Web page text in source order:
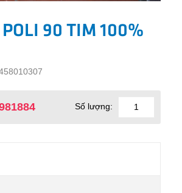
POLI 90 TIM 100%
Số lượng: